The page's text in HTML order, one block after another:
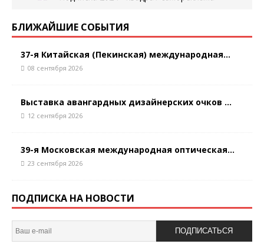
БЛИЖАЙШИЕ СОБЫТИЯ
37-я Китайская (Пекинская) международная...
08 сентября 2026
Выставка авангардных дизайнерских очков ...
12 сентября 2026
39-я Московская международная оптическая...
23 сентября 2026
ПОДПИСКА НА НОВОСТИ
ПОДПИСАТЬСЯ